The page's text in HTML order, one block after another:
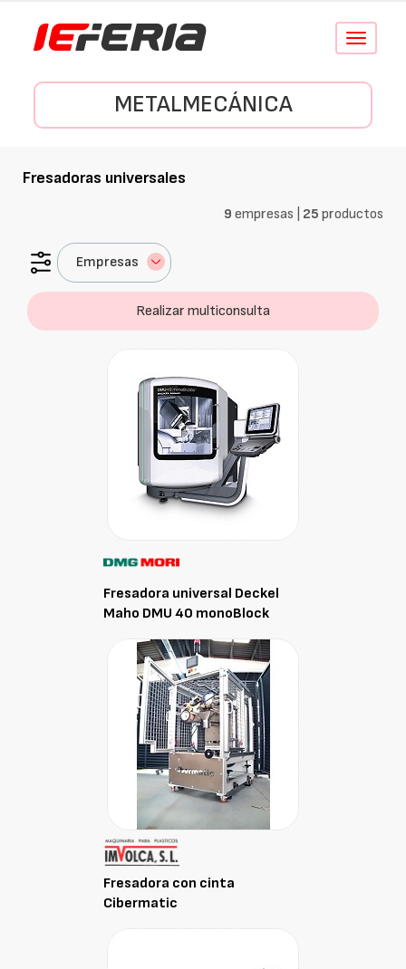
Conmutar
METALMECÁNICA
Fresadoras universales
9 empresas | 25 productos
Empresas
Realizar multiconsulta
Fresadora universal Deckel
Maho DMU 40 monoBlock
Fresadora con cinta
Cibermatic